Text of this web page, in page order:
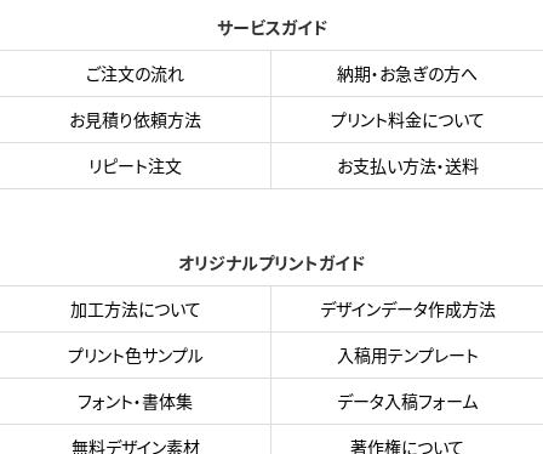
サービスガイド
ご注文の流れ
納期・お急ぎの方へ
お見積り依頼方法
プリント料金について
リピート注文
お支払い方法・送料
オリジナルプリントガイド
加工方法について
デザインデータ作成方法
プリント色サンプル
入稿用テンプレート
フォント・書体集
データ入稿フォーム
無料デザイン素材
著作権について